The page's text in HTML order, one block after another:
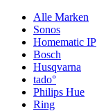
Alle Marken
Sonos
Homematic IP
Bosch
Husqvarna
tado°
Philips Hue
Ring